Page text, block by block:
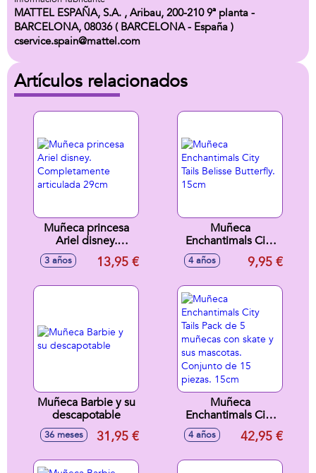
MATTEL ESPAÑA, S.A. , Aribau, 200-210 9ª planta -
BARCELONA, 08036 ( BARCELONA - España )
cservice.spain@mattel.com
Artículos relacionados
Muñeca princesa
Ariel disney.
Completamente
articulada 29cm
3 años 13,95 €
Muñeca
Enchantimals City
Tails Belisse
Butterfly. 15cm
4 años 9,95 €
Muñeca Barbie y su
descapotable
36 meses 31,95 €
Muñeca
Enchantimals City
Tails Pack de 5
muñecas con skate
4 años 42,95 €